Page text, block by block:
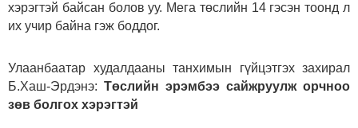
хэрэгтэй байсан болов уу. Мега төслийн 14 гэсэн тоонд л
их учир байна гэж боддог.
Улаанбаатар худалдааны танхимын гүйцэтгэх захирал
Б.Хаш-Эрдэнэ: Төслийн эрэмбээ сайжруулж орчноо
зөв болгох хэрэгтэй